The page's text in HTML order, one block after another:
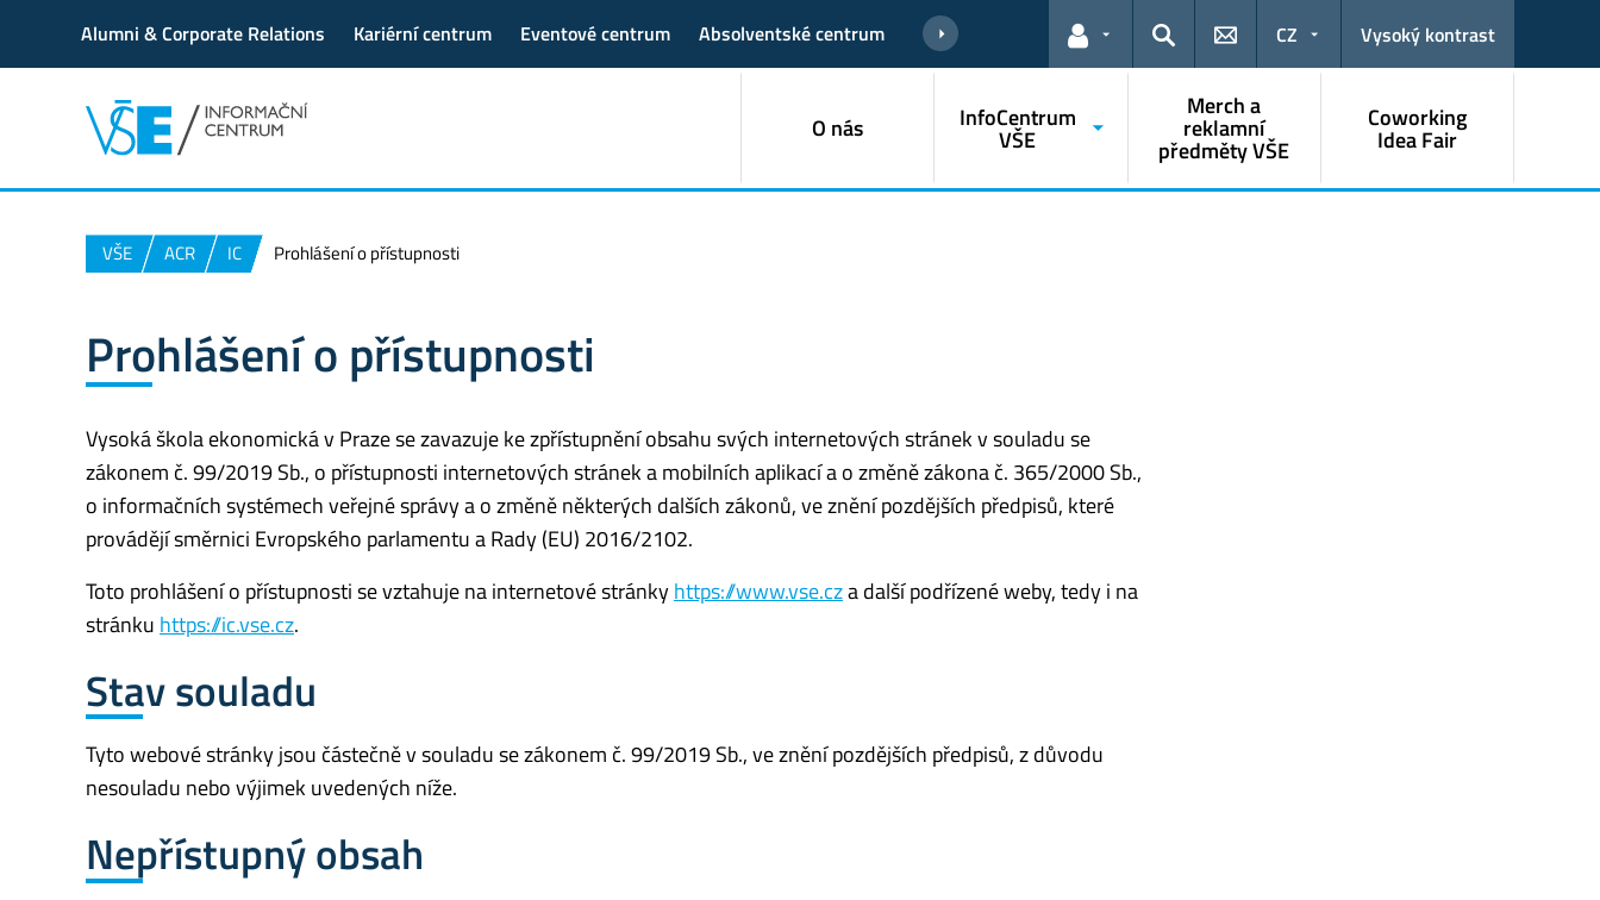
Alumni & Corporate Relations Kariérní centrum Eventové centrum Absolventské centrum
Odkazy pro uživatele
Hledat
CZ Vysoký kontrast
O nás InfoCentrum
VŠE
Merch a
reklamní
předměty VŠE
Coworking
Idea Fair
VŠE ACR IC Prohlášení o přístupnosti
Prohlášení o přístupnosti
Vysoká škola ekonomická v Praze se zavazuje ke zpřístupnění obsahu svých internetových stránek v souladu se
zákonem č. 99/2019 Sb., o přístupnosti internetových stránek a mobilních aplikací a o změně zákona č. 365/2000 Sb.,
o informačních systémech veřejné správy a o změně některých dalších zákonů, ve znění pozdějších předpisů, které
provádějí směrnici Evropského parlamentu a Rady (EU) 2016/2102.
Toto prohlášení o přístupnosti se vztahuje na internetové stránkyhttps://www.vse.cza další podřízené weby, tedy i na
stránku https://ic.vse.cz.
Stav souladu
Tyto webové stránky jsou částečně v souladu se zákonem č. 99/2019 Sb., ve znění pozdějších předpisů, z důvodu
nesouladu nebo výjimek uvedených níže.
Nepřístupný obsah